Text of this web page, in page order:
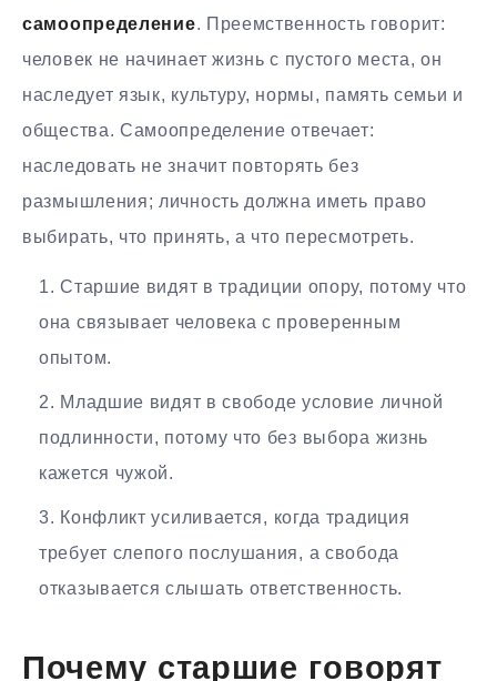
самоопределение. Преемственность говорит:
человек не начинает жизнь с пустого места, он
наследует язык, культуру, нормы, память семьи и
общества. Самоопределение отвечает:
наследовать не значит повторять без
размышления; личность должна иметь право
выбирать, что принять, а что пересмотреть.
Старшие видят в традиции опору, потому что
она связывает человека с проверенным
опытом.
Младшие видят в свободе условие личной
подлинности, потому что без выбора жизнь
кажется чужой.
Конфликт усиливается, когда традиция
требует слепого послушания, а свобода
отказывается слышать ответственность.
Почему старшие говорят